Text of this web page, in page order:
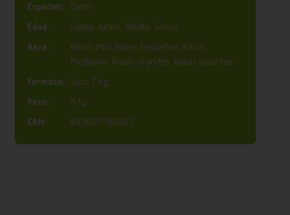
Especies:
Gatos
Edad:
Gatito, Junior, Adulto, Senior
Raza:
Razas Mini, Razas Pequeñas, Razas
Medianas, Razas Grandes, Razas Gigantes
Formato:
Saco 7 Kg
Peso:
8 kg
EAN:
8436557740687